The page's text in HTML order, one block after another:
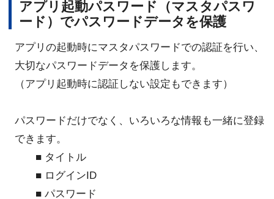
アプリ起動パスワード（マスタパスワ
ード）でパスワードデータを保護
アプリの起動時にマスタパスワードでの認証を行い、
大切なパスワードデータを保護します。
（アプリ起動時に認証しない設定もできます）
パスワードだけでなく、いろいろな情報も一緒に登録
できます。
■ タイトル
■ ログインID
■ パスワード